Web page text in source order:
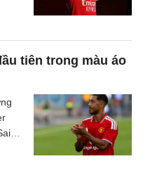
tiên trong màu áo